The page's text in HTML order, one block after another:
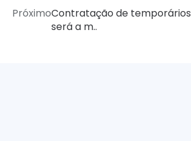
PróximoContratação de
será a m..